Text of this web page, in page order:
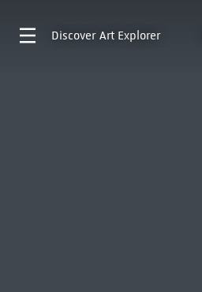
Discover Art Explorer